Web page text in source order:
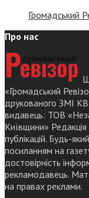
Громадський
Про нас
«Громадський
друкованого ЗМІ
видавець: ТОВ
Київщини»
публікацій. Будь-
посиланням на
достовірність
рекламодавець.
на правах реклами.